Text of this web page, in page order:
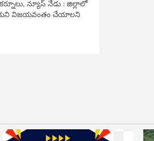
న్యూస్​ నేడు : జిల్లాలో
విజయవంతం చేయాలని